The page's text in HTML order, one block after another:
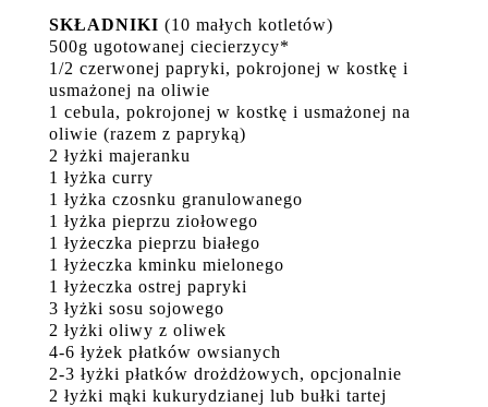
SKŁADNIKI (10 małych kotletów)
500g ugotowanej ciecierzycy*
1/2 czerwonej papryki, pokrojonej w kostkę i
usmażonej na oliwie
1 cebula, pokrojonej w kostkę i usmażonej na
oliwie (razem z papryką)
2 łyżki majeranku
1 łyżka curry
1 łyżka czosnku granulowanego
1 łyżka pieprzu ziołowego
1 łyżeczka pieprzu białego
1 łyżeczka kminku mielonego
1 łyżeczka ostrej papryki
3 łyżki sosu sojowego
2 łyżki oliwy z oliwek
4-6 łyżek płatków owsianych
2-3 łyżki płatków drożdżowych, opcjonalnie
2 łyżki mąki kukurydzianej lub bułki tartej